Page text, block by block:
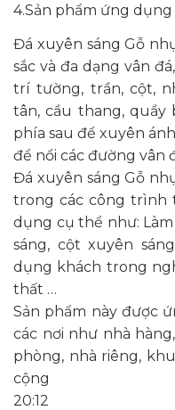
4.Sản phẩm ứng dụng
Đá xuyên sáng Gỗ
sắc và đa dạng vân
trí tường, trần, cột,
tân, cầu thang, quầy
phía sau để xuyên
để nổi các đường vân
Đá xuyên sáng Gỗ
trong các công trình
dụng cụ thể như:
sáng, cột xuyên
dụng khách trong
thất …
Sản phẩm này được
các nơi như nhà
phòng, nhà riêng,
cộng
20:12